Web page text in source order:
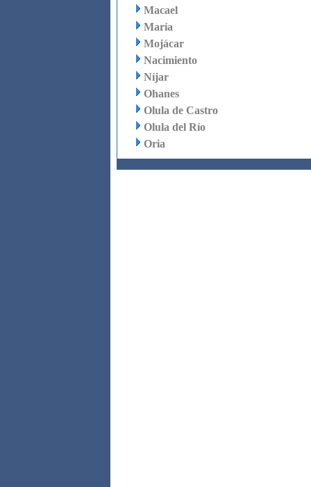
Macael
María
Mojácar
Nacimiento
Níjar
Ohanes
Olula de Castro
Olula del Río
Oria